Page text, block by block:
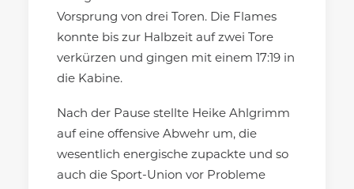
Vorsprung von drei Toren. Die Flames
konnte bis zur Halbzeit auf zwei Tore
verkürzen und gingen mit einem 17:19 in
die Kabine.
Nach der Pause stellte Heike Ahlgrimm
auf eine offensive Abwehr um, die
wesentlich energische zupackte und so
auch die Sport-Union vor Probleme